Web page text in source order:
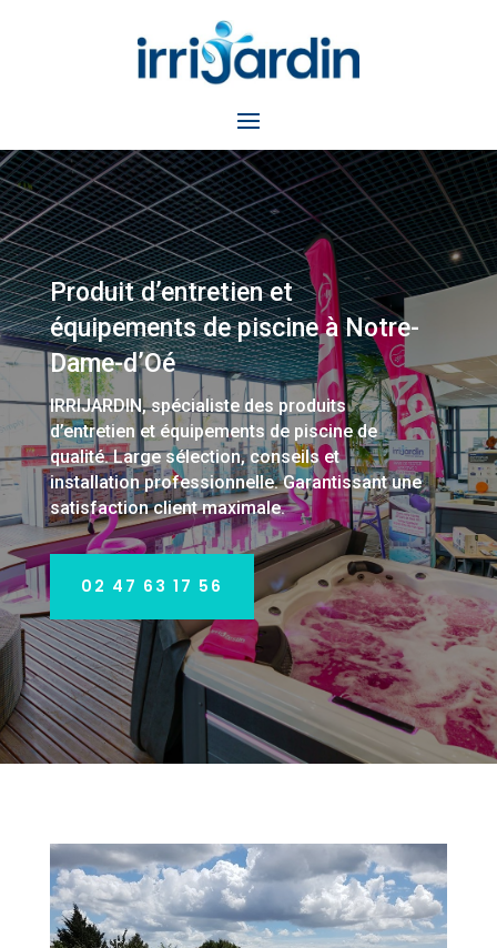
Produit d’entretien et
équipements de piscine à Notre-
Dame-d’Oé
IRRIJARDIN, spécialiste des produits
d’entretien et équipements de piscine de
qualité. Large sélection, conseils et
installation professionnelle. Garantissant une
satisfaction client maximale.
02 47 63 17 56